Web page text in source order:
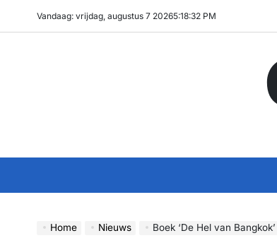
Vandaag: vrijdag, augustus 7 20265:18:33 PM
Home Nieuws Boek ‘De Hel van Bangkok’ |